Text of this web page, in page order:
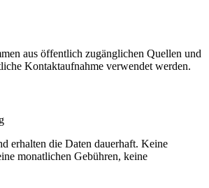
aus öffentlich zugänglichen Quellen und
Kontaktaufnahme verwendet werden.
erhalten die Daten dauerhaft. Keine
monatlichen Gebühren, keine